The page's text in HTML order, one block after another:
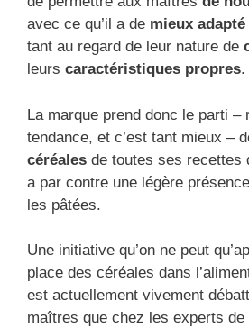
avec ce qu’il a de mieux adapté
tant au regard de leur nature de
leurs caractéristiques propres.
La marque prend donc le parti –
tendance, et c’est tant mieux –
céréales de toutes ses recettes
a par contre une légère
les pâtées.
Une initiative qu’on ne peut
place des céréales dans
est actuellement vivement
maîtres que chez les experts